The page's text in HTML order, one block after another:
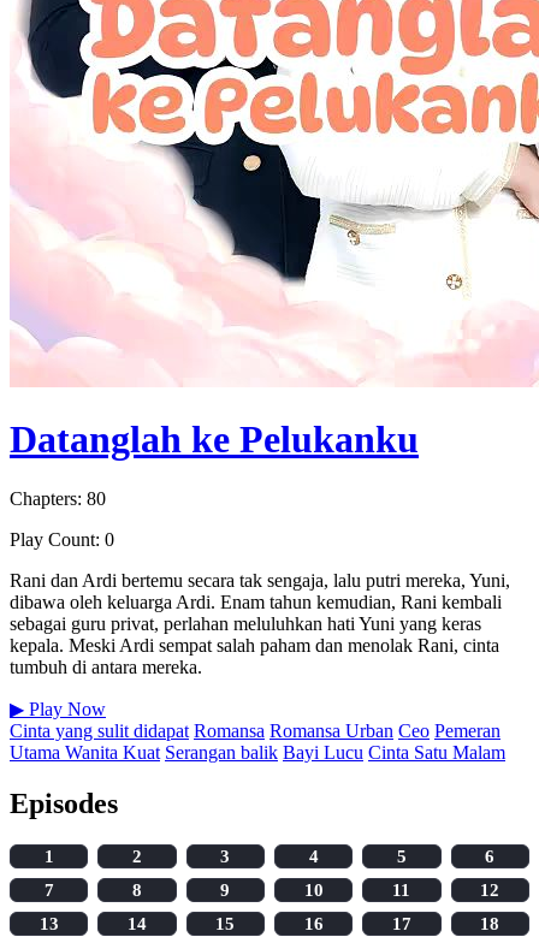
Datanglah ke Pelukanku
Chapters: 80
Play Count: 0
Rani dan Ardi bertemu secara tak sengaja, lalu putri mereka, Yuni,
dibawa oleh keluarga Ardi. Enam tahun kemudian, Rani kembali
sebagai guru privat, perlahan meluluhkan hati Yuni yang keras
kepala. Meski Ardi sempat salah paham dan menolak Rani, cinta
tumbuh di antara mereka.
▶ Play Now
Cinta yang sulit didapat Romansa Romansa Urban Ceo Pemeran
Utama Wanita Kuat Serangan balik Bayi Lucu Cinta Satu Malam
Episodes
1 2 3 4 5
6
7
8 9 10 11
12
13
14 15 16 17
18